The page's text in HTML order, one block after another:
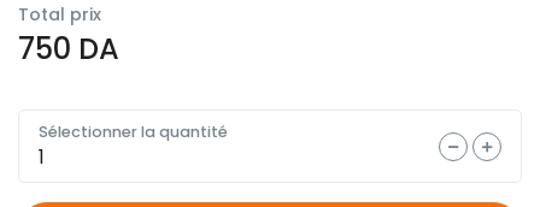
Total prix
750 DA
Sélectionner la quantité
Quantité